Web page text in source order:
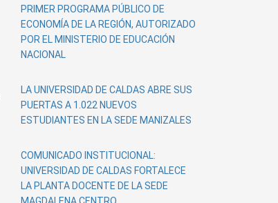
PRIMER PROGRAMA PÚBLICO DE
ECONOMÍA DE LA REGIÓN, AUTORIZADO
POR EL MINISTERIO DE EDUCACIÓN
NACIONAL
LA UNIVERSIDAD DE CALDAS ABRE SUS
PUERTAS A 1.022 NUEVOS
ESTUDIANTES EN LA SEDE MANIZALES
COMUNICADO INSTITUCIONAL:
UNIVERSIDAD DE CALDAS FORTALECE
LA PLANTA DOCENTE DE LA SEDE